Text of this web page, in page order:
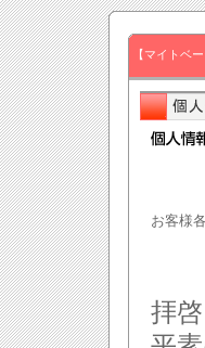
【マイトベ
お客様
拝